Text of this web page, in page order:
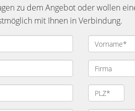
zu dem Angebot oder wollen
mit Ihnen in Verbindung.